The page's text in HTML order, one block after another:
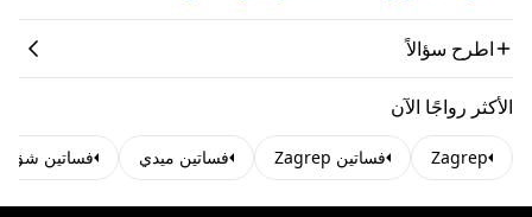
اطرح سؤالاً
الأكثر رواجًا الآن
Zagrep فساتين Zagrep فساتين ميدي فساتين شق